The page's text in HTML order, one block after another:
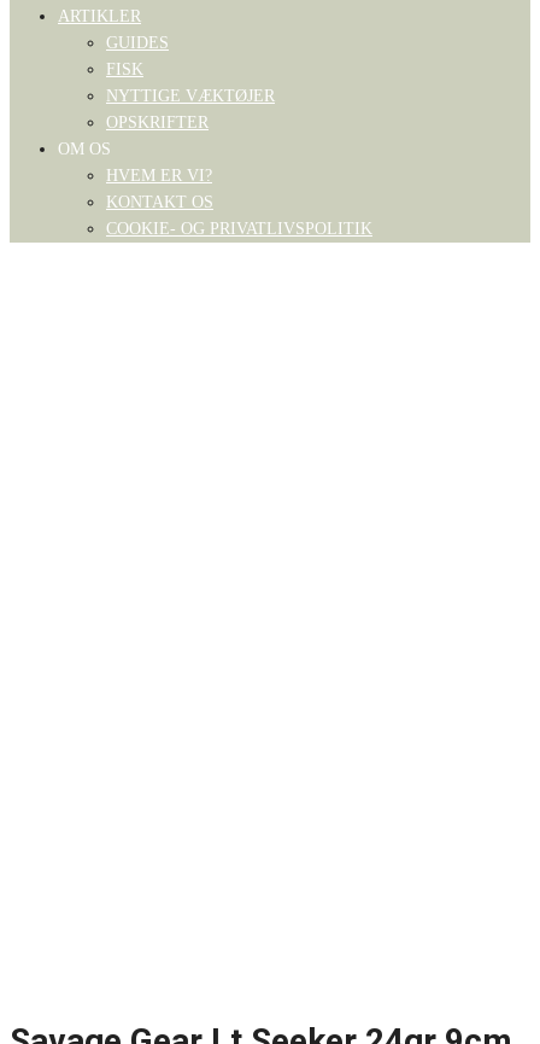
ARTIKLER
GUIDES
FISK
NYTTIGE VÆKTØJER
OPSKRIFTER
OM OS
HVEM ER VI?
KONTAKT OS
COOKIE- OG PRIVATLIVSPOLITIK